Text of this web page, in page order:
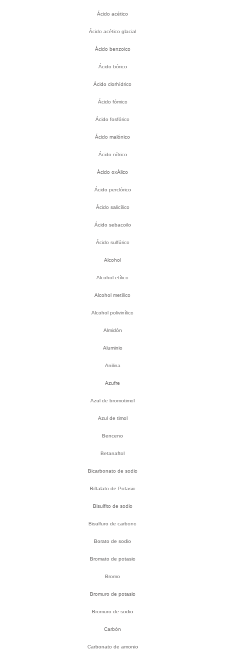
Ácido acético
Ácido acético glacial
Ácido benzoico
Ácido bórico
Ácido clorhídrico
Ácido fómico
Ácido fosfórico
Ácido malónico
Ácido nítrico
Ácido oxÁlico
Ácido perclórico
Ácido salicílico
Ácido sebacoilo
Ácido sulfúrico
Alcohol
Alcohol etílico
Alcohol metílico
Alcohol polivinílico
Almidón
Aluminio
Anilina
Azufre
Azul de bromotimol
Azul de timol
Benceno
Betanaftol
Bicarbonato de sodio
Biftalato de Potasio
Bisulfito de sodio
Bisulfuro de carbono
Borato de sodio
Bromato de potasio
Bromo
Bromuro de potasio
Bromuro de sodio
Carbón
Carbonato de amonio